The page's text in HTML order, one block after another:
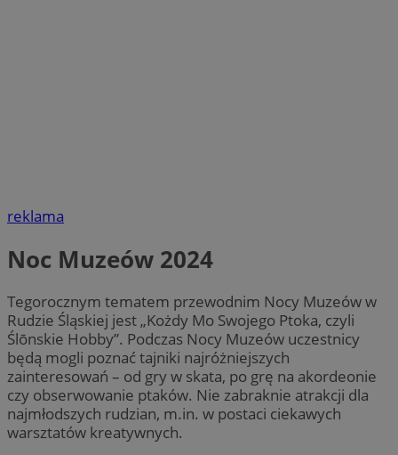
reklama
Noc Muzeów 2024
Tegorocznym tematem przewodnim Nocy Muzeów w
Rudzie Śląskiej jest „Kożdy Mo Swojego Ptoka, czyli
Ślōnskie Hobby”. Podczas Nocy Muzeów uczestnicy
będą mogli poznać tajniki najróżniejszych
zainteresowań – od gry w skata, po grę na akordeonie
czy obserwowanie ptaków. Nie zabraknie atrakcji dla
najmłodszych rudzian, m.in. w postaci ciekawych
warsztatów kreatywnych.